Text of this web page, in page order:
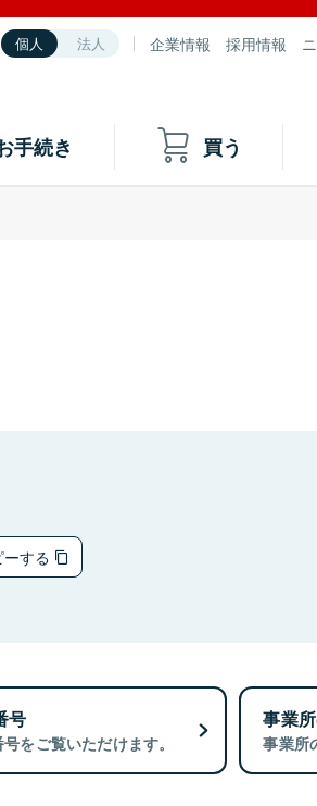
個人 法人 企業情報 採用情報
手続き 買う
する
号
をご覧いただけます。
事業
事業所